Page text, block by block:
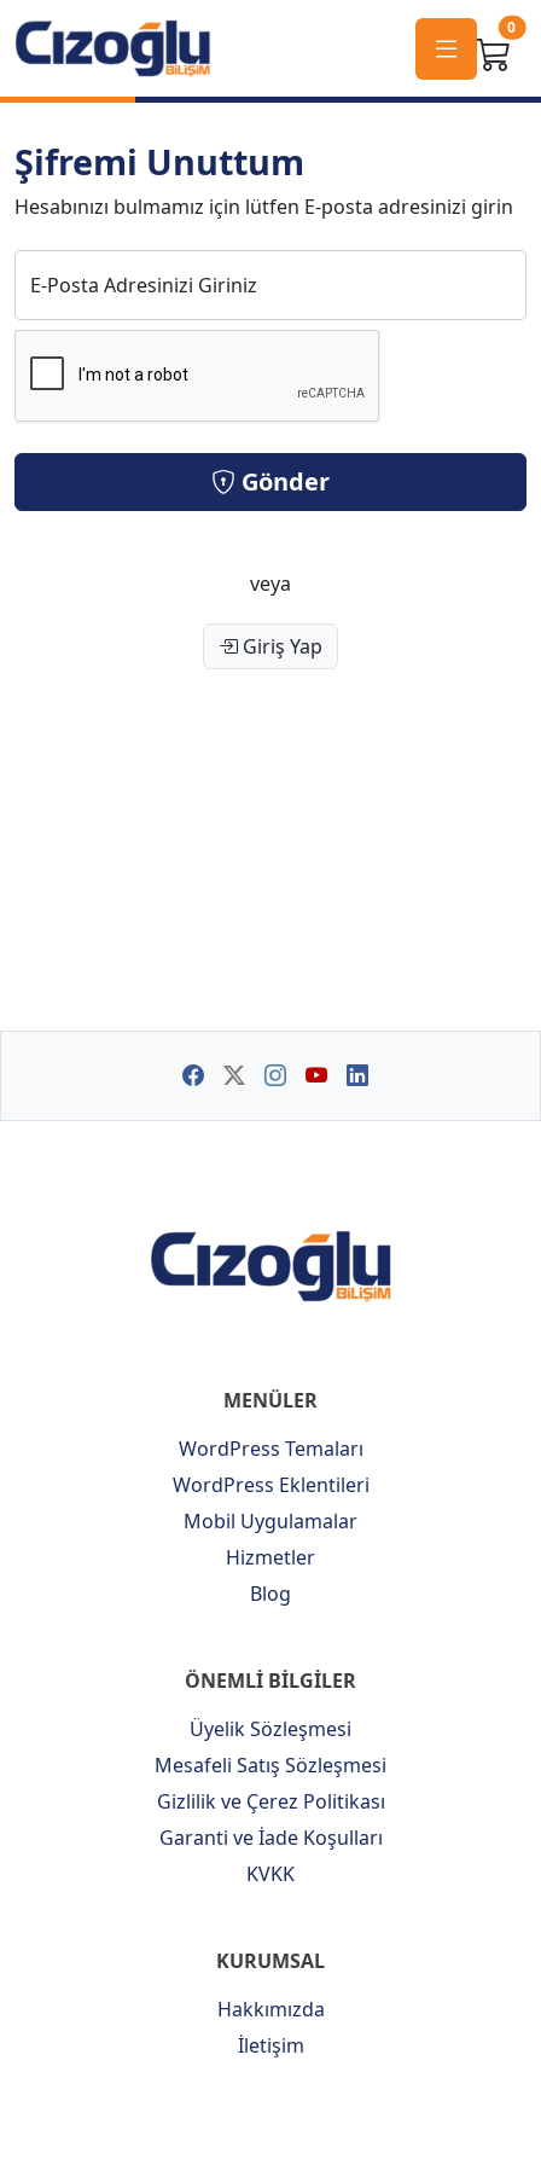
0
Şifremi Unuttum
Hesabınızı bulmamız için lütfen E-posta adresinizi girin
E-Posta Adresinizi Giriniz
Gönder
veya
Giriş Yap
MENÜLER
WordPress Temaları
WordPress Eklentileri
Mobil Uygulamalar
Hizmetler
Blog
ÖNEMLİ BİLGİLER
Üyelik Sözleşmesi
Mesafeli Satış Sözleşmesi
Gizlilik ve Çerez Politikası
Garanti ve İade Koşulları
KVKK
KURUMSAL
Hakkımızda
İletişim